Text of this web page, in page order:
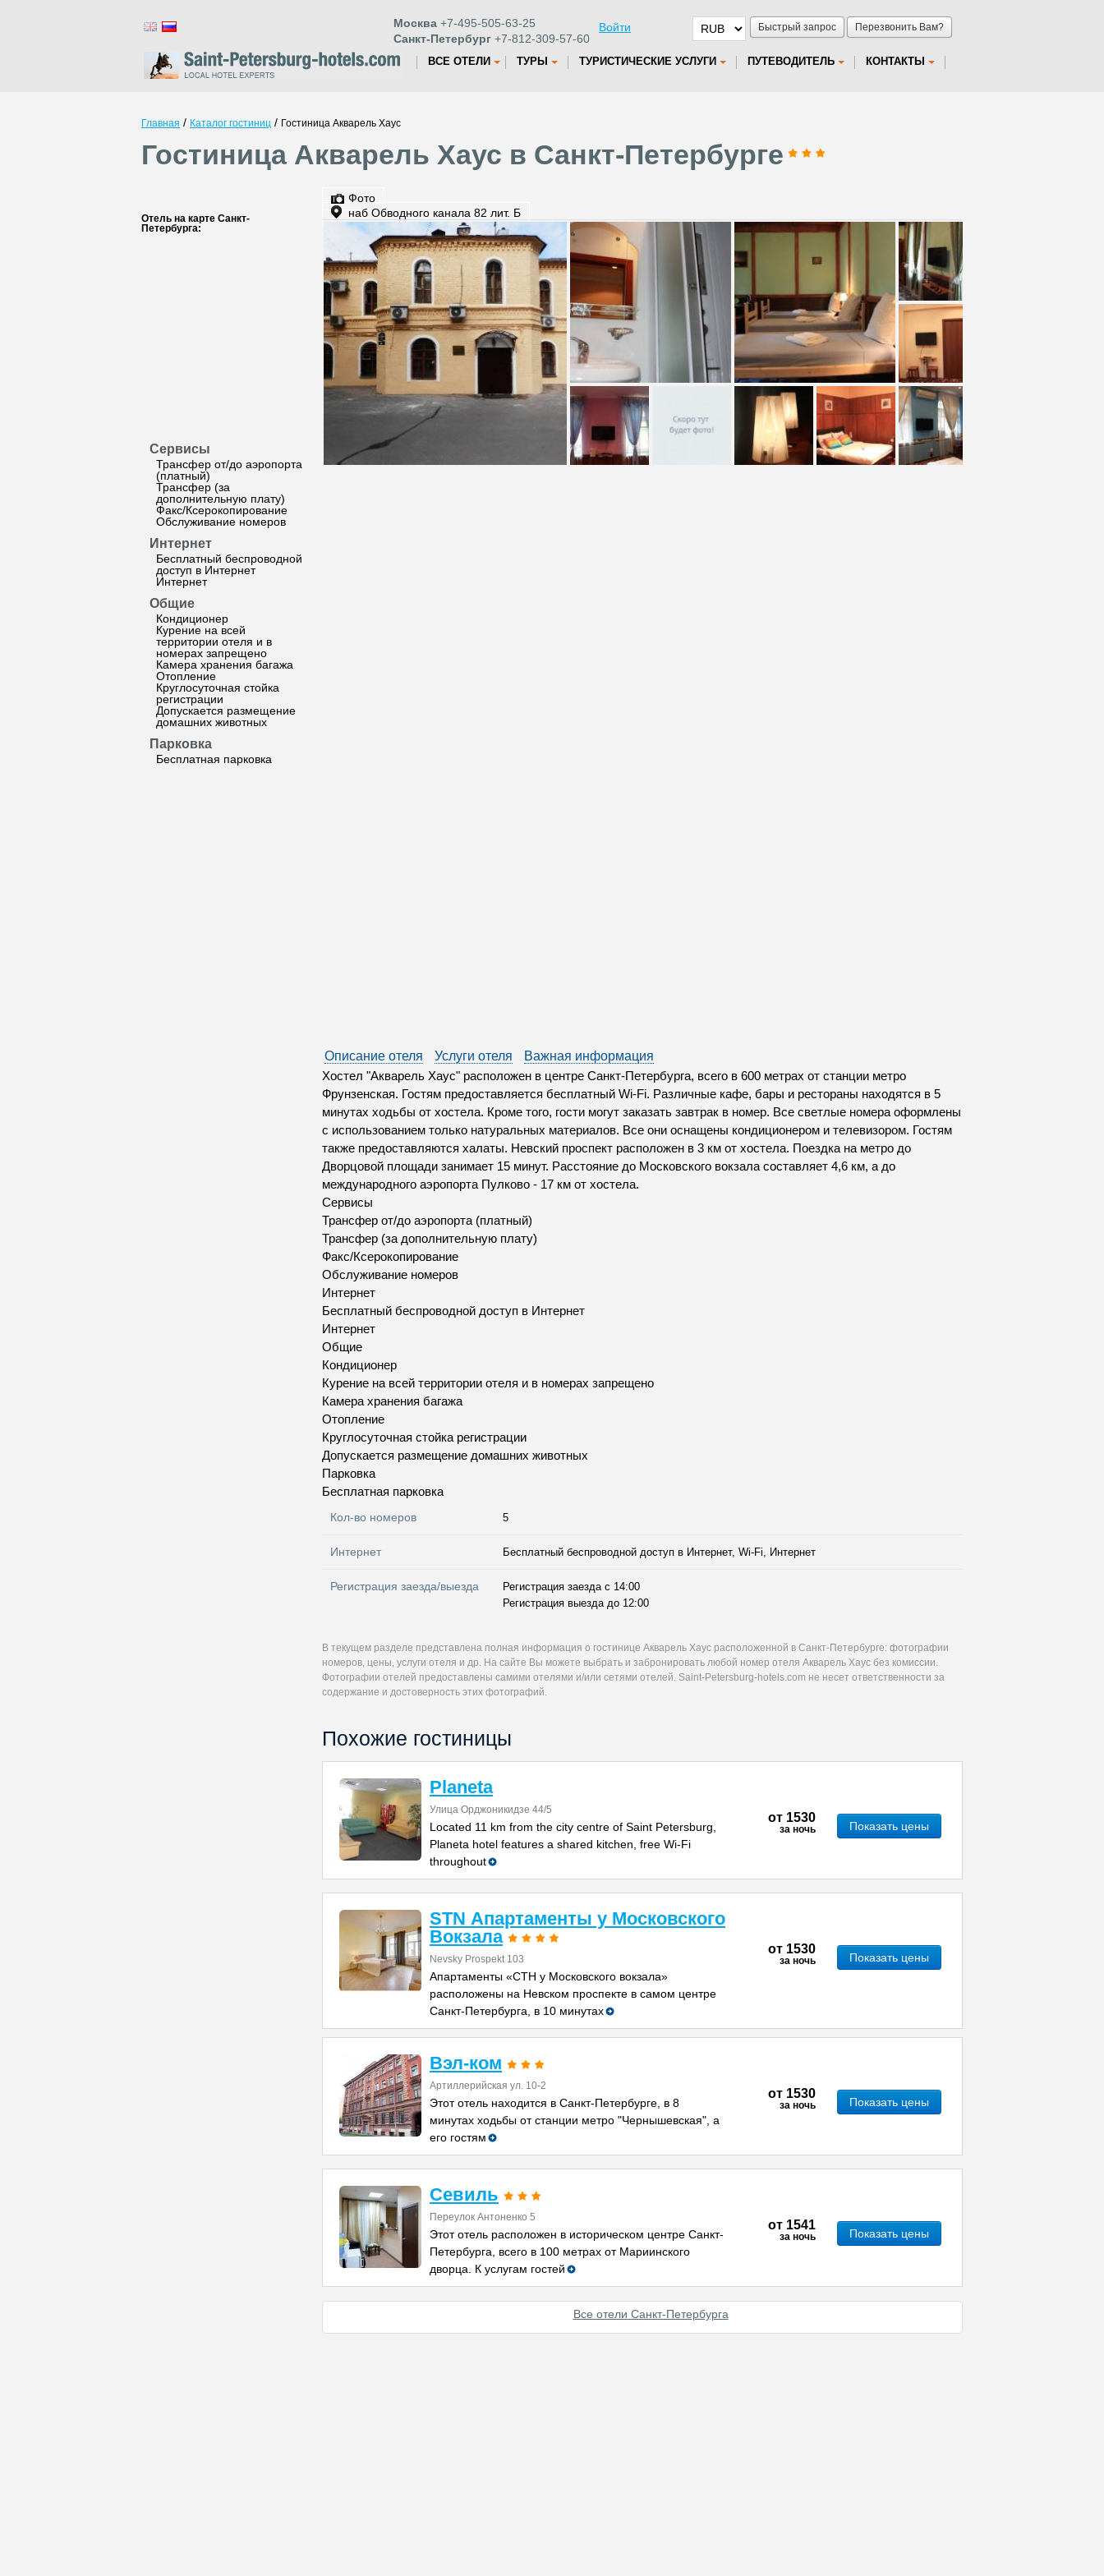
Быстрый запрос Перезвонить Вам?
Москва +7-495-505-63-25
Санкт-Петербург +7-812-309-57-60
Войти
ВСЕ ОТЕЛИ ТУРЫ ТУРИСТИЧЕСКИЕ УСЛУГИ ПУТЕВОДИТЕЛЬ КОНТАКТЫ
Главная / Каталог гостиниц / Гостиница Акварель Хаус
Гостиница Акварель Хаус в Санкт-Петербурге
Отель на карте Санкт-
Петербурга:
Сервисы
Трансфер от/до аэропорта
(платный)
Трансфер (за
дополнительную плату)
Факс/Ксерокопирование
Обслуживание номеров
Интернет
Бесплатный беспроводной
доступ в Интернет
Интернет
Общие
Кондиционер
Курение на всей
территории отеля и в
номерах запрещено
Камера хранения багажа
Отопление
Круглосуточная стойка
регистрации
Допускается размещение
домашних животных
Парковка
Бесплатная парковка
Фото
наб Обводного канала 82 лит. Б
Описание отеля Услуги отеля
Важная информация
Хостел "Акварель Хаус" расположен в центре Санкт-Петербурга, всего в 600 метрах от станции метро
Фрунзенская. Гостям предоставляется бесплатный Wi-Fi. Различные кафе, бары и рестораны находятся в 5
минутах ходьбы от хостела. Кроме того, гости могут заказать завтрак в номер. Все светлые номера оформлены
с использованием только натуральных материалов. Все они оснащены кондиционером и телевизором. Гостям
также предоставляются халаты. Невский проспект расположен в 3 км от хостела. Поездка на метро до
Дворцовой площади занимает 15 минут. Расстояние до Московского вокзала составляет 4,6 км, а до
международного аэропорта Пулково - 17 км от хостела.
Сервисы
Трансфер от/до аэропорта (платный)
Трансфер (за дополнительную плату)
Факс/Ксерокопирование
Обслуживание номеров
Интернет
Бесплатный беспроводной доступ в Интернет
Интернет
Общие
Кондиционер
Курение на всей территории отеля и в номерах запрещено
Камера хранения багажа
Отопление
Круглосуточная стойка регистрации
Допускается размещение домашних животных
Парковка
Бесплатная парковка
Кол-во номеров 5
Интернет Бесплатный беспроводной доступ в Интернет, Wi-Fi, Интернет
Регистрация заезда/выезда
Регистрация заезда с 14:00
Регистрация выезда до 12:00
В текущем разделе представлена полная информация о гостинице Акварель Хаус расположенной в Санкт-Петербурге: фотографии
номеров, цены, услуги отеля и др. На сайте Вы можете выбрать и забронировать любой номер отеля Акварель Хаус без комиссии.
Фотографии отелей предоставлены самими отелями и/или сетями отелей. Saint-Petersburg-hotels.com не несет ответственности за
содержание и достоверность этих фотографий.
Похожие гостиницы
Planeta
Улица Орджоникидзе 44/5
Located 11 km from the city centre of Saint Petersburg,
Planeta hotel features a shared kitchen, free Wi-Fi
throughout
от 1530
за ночь Показать цены
STN Апартаменты у Московского
Вокзала
Nevsky Prospekt 103
Апартаменты «СТН у Московского вокзала»
расположены на Невском проспекте в самом центре
Санкт-Петербурга, в 10 минутах
от 1530
за ночь Показать цены
Вэл-ком
Артиллерийская ул. 10-2
Этот отель находится в Санкт-Петербурге, в 8
минутах ходьбы от станции метро "Чернышевская", а
его гостям
от 1530
за ночь Показать цены
Севиль
Переулок Антоненко 5
Этот отель расположен в историческом центре Санкт-
Петербурга, всего в 100 метрах от Мариинского
дворца. К услугам гостей
от 1541
за ночь Показать цены
Все отели Санкт-Петербурга